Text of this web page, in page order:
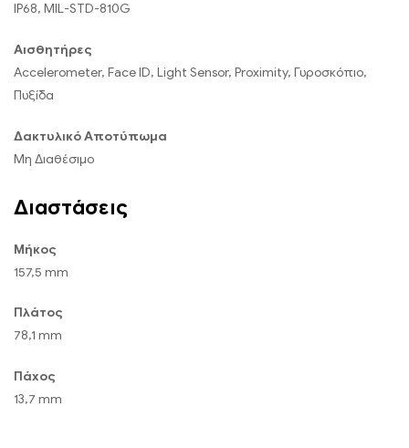
IP68, MIL-STD-810G
Αισθητήρες
Accelerometer, Face ID, Light Sensor, Proximity, Γυροσκόπιο,
Πυξίδα
Δακτυλικό Αποτύπωμα
Μη Διαθέσιμο
Διαστάσεις
Μήκος
157,5 mm
Πλάτος
78,1 mm
Πάχος
13,7 mm